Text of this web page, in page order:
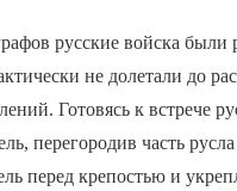
русские войска были
не долетали до
Готовясь к встрече
перегородив часть
перед крепостью и